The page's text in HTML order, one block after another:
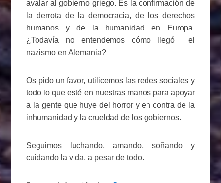
avalar al gobierno griego. Es la confirmación de
la derrota de la democracia, de los derechos
humanos y de la humanidad en Europa.
¿Todavía no entendemos cómo llegó el
nazismo en Alemania?
Os pido un favor, utilicemos las redes sociales y
todo lo que esté en nuestras manos para apoyar
a la gente que huye del horror y en contra de la
inhumanidad y la crueldad de los gobiernos.
Seguimos luchando, amando, soñando y
cuidando la vida, a pesar de todo.